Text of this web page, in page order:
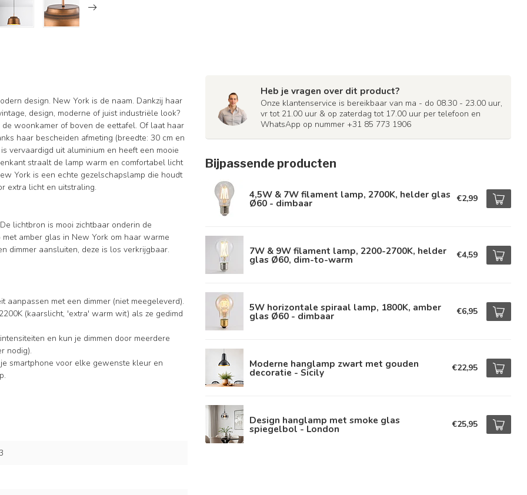
design. New York is de naam. Dankzij haar
design, moderne of juist industriële look?
woonkamer of boven de eettafel. Of laat haar
haar bescheiden afmeting (breedte: 30 cm en
vervaardigd uit aluminium en heeft een mooie
straalt de lamp warm en comfortabel licht
York is een echte gezelschapslamp die houdt
extra licht en uitstraling.
lichtbron is mooi zichtbaar onderin de
amber glas in New York om haar warme
dimmer aansluiten, deze is los verkrijgbaar.
aanpassen met een dimmer (niet meegeleverd).
(kaarslicht, 'extra' warm wit) als ze gedimd
en kun je dimmen door meerdere
nodig).
smartphone voor elke gewenste kleur en
Heb je vragen over dit product?
Onze klantenservice is bereikbaar van ma - do 08.30 - 23.00 uur,
vr tot 21.00 uur & op zaterdag tot 17.00 uur per telefoon en
WhatsApp op nummer +31 85 773 1906
Bijpassende producten
4,5W & 7W filament lamp, 2700K, helder glas
Ø60 - dimbaar €2,99
7W & 9W filament lamp, 2200-2700K, helder
glas Ø60, dim-to-warm €4,59
5W horizontale spiraal lamp, 1800K, amber
glas Ø60 - dimbaar €6,95
Moderne hanglamp zwart met gouden
decoratie - Sicily €22,95
Design hanglamp met smoke glas
spiegelbol - London €25,95